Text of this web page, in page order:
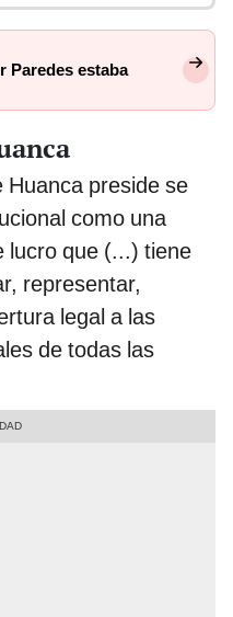
Paredes estaba
Huanca preside se
como una
lucro que (...) tiene
representar,
legal a las
de todas las